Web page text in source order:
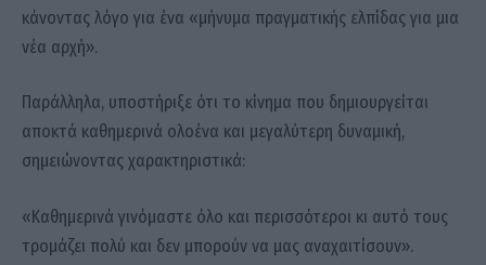
κάνοντας λόγο για ένα «μήνυμα πραγματικής ελπίδας για μια
νέα αρχή».
Παράλληλα, υποστήριξε ότι το κίνημα που δημιουργείται
αποκτά καθημερινά ολοένα και μεγαλύτερη δυναμική,
σημειώνοντας χαρακτηριστικά:
«Καθημερινά γινόμαστε όλο και περισσότεροι κι αυτό τους
τρομάζει πολύ και δεν μπορούν να μας αναχαιτίσουν».